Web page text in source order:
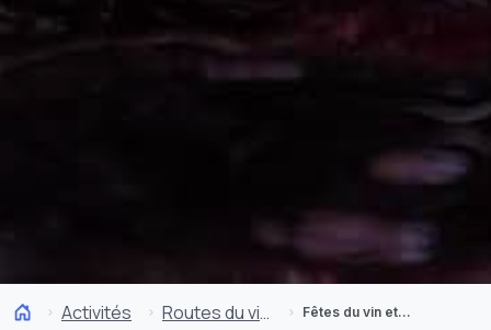
Activités Routes du vin et gastronomie Fêtes du vin et gastronomiques